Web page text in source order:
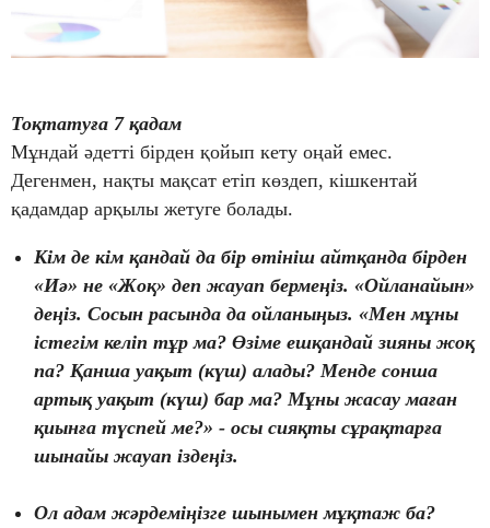
Тоқтатуға 7 қадам
Мұндай әдетті бірден қойып кету оңай емес.
Дегенмен, нақты мақсат етіп көздеп, кішкентай
қадамдар арқылы жетуге болады.
Кім де кім қандай да бір өтініш айтқанда бірден
«Иә» не «Жоқ» деп жауап бермеңіз. «Ойланайын»
деңіз. Сосын расында да ойланыңыз. «Мен мұны
істегім келіп тұр ма? Өзіме ешқандай зияны жоқ
па? Қанша уақыт (күш) алады? Менде сонша
артық уақыт (күш) бар ма? Мұны жасау маған
қиынға түспей ме?» - осы сияқты сұрақтарға
шынайы жауап іздеңіз.
Ол адам жәрдеміңізге шынымен мұқтаж ба?